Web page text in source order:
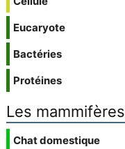
Eucaryote
Bactéries
Protéines
Les mammifères
Chat domestique